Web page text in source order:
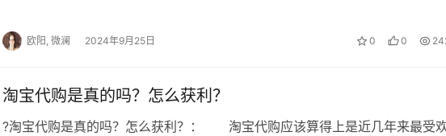
欧阳, 微澜 2024年9月25日 0 0
淘宝代购是真的吗？怎么获利？
?淘宝代购是真的吗？怎么获利？： 淘宝代购应该算得上是近几年来最受